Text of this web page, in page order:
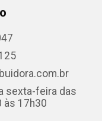
sexta-feira das
às 17h30